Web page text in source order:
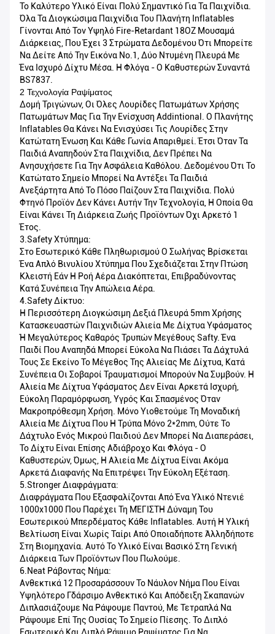
Το Καλύτερο Υλικό Είναι Πολύ Σημαντικό Για Τα Παιχνίδια.
Όλα Τα Διογκώσιμα Παιχνίδια Του Πλανήτη Inflatables
Γίνονται Από Τον Υψηλό Fire-Retardant 18OZ Μουσαμά
Διάρκειας, Που Έχει 3 Στρώματα Δεδομένου Ότι Μπορείτε
Να Δείτε Από Την Εικόνα No.1, Δύο Ντυμένη Πλευρά Με
Ένα Ισχυρό Δίχτυ Μέσα. Η Φλόγα - Ο Καθυστερών Συναντά
BS7837.
2 Τεχνολογία Ραψίματος
Δομή Τριγώνων, Οι Όλες Λουρίδες Πατωμάτων Χρήσης
Πατωμάτων Μας Για Την Ενίσχυση Addintional. Ο Πλανήτης
Inflatables Θα Κάνει Να Ενισχύσει Τις Λουρίδες Στην
Κατώτατη Ένωση Και Κάθε Γωνία Απαριθμεί. Έτσι Όταν Τα
Παιδιά Αναπηδούν Στα Παιχνίδια, Δεν Πρέπει Να
Ανησυχήσετε Για Την Ασφάλεια Καθόλου. Δεδομένου Ότι Το
Κατώτατο Σημείο Μπορεί Να Αντέξει Τα Παιδιά
Ανεξάρτητα Από Το Πόσο Παίζουν Στα Παιχνίδια. Πολύ
Φτηνό Προϊόν Δεν Κάνει Αυτήν Την Τεχνολογία, Η Οποία Θα
Είναι Κάνει Τη Διάρκεια Ζωής Προϊόντων Όχι Αρκετό 1
Έτος.
3.Safety Χτύπημα:
Στο Εσωτερικό Κάθε Πληθωρισμού Ο Σωλήνας Βρίσκεται
Ένα Απλό Βινυλίου Χτύπημα Που Σχεδιάζεται Στην Πτώση
Κλειστή Εάν Η Ροή Αέρα Διακόπτεται, Επιβραδύνοντας
Κατά Συνέπεια Την Απώλεια Αέρα.
4.Safety Δίκτυο:
Η Περισσότερη Διογκώσιμη Δεξιά Πλευρά 5mm Χρήσης
Κατασκευαστών Παιχνιδιών Αλιεία Με Δίχτυα Υφάσματος
Ή Μεγαλύτερος Καθαρός Τρυπών Μεγέθους Safty. Ένα
Παιδί Που Αναπηδά Μπορεί Εύκολα Να Πιάσει Τα Δάχτυλά
Τους Σε Εκείνο Το Μέγεθος Της Αλιείας Με Δίχτυα, Κατά
Συνέπεια Οι Σοβαροί Τραυματισμοί Μπορούν Να Συμβούν. Η
Αλιεία Με Δίχτυα Υφάσματος Δεν Είναι Αρκετά Ισχυρή,
Εύκολη Παραμόρφωση, Υγρός Και Σπασμένος Όταν
Μακροπρόθεσμη Χρήση. Μόνο Υιοθετούμε Τη Μοναδική
Αλιεία Με Δίχτυα Που Η Τρύπα Μόνο 2*2mm, Ούτε Το
Δάχτυλο Ενός Μικρού Παιδιού Δεν Μπορεί Να Διαπεράσει,
Το Δίχτυ Είναι Επίσης Αδιάβροχο Και Φλόγα - Ο
Καθυστερών, Όμως, Η Αλιεία Με Δίχτυα Είναι Ακόμα
Αρκετά Διαφανής Να Επιτρέψει Την Εύκολη Εξέταση.
5.Stronger Διαφράγματα:
Διαφράγματα Που Εξασφαλίζονται Από Ένα Υλικό Ντενιέ
1000x1000 Που Παρέχει Τη ΜΈΓΙΣΤΗ Δύναμη Του
Εσωτερικού Μπερδέματος Κάθε Inflatables. Αυτή Η Υλική
Βελτίωση Είναι Χωρίς Ταίρι Από Οποιαδήποτε Άλληδήποτε
Στη Βιομηχανία. Αυτό Το Υλικό Είναι Βασικό Στη Γενική
Διάρκεια Των Προϊόντων Που Πωλούμε.
6.Neat Ράβοντας Νήμα:
Ανθεκτικά 12 Προσαράσσουν Το Νάυλον Νήμα Που Είναι
Υψηλότερο Γδάρσιμο Ανθεκτικό Και Απόδειξη Σκαπανών
Διπλασιάζουμε Να Ράψουμε Παντού, Με Τετραπλά Να
Ράψουμε Επί Της Ουσίας Το Σημείο Πίεσης. Το Διπλό